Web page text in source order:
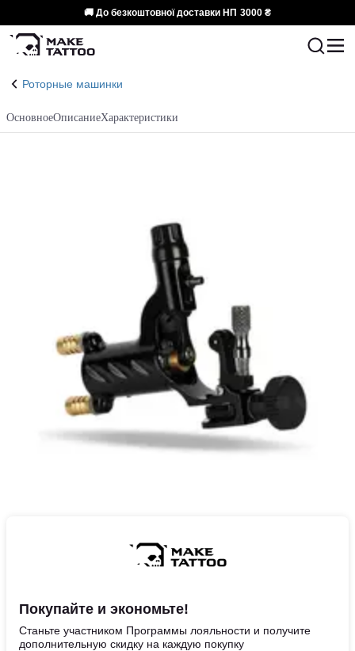
🚚 До безкоштовної доставки НП 3000 ₴
Роторные машинки
ОсновноеОписаниеХарактеристики
Покупайте и экономьте!
Станьте участником Программы лояльности и получите
дополнительную скидку на каждую покупку